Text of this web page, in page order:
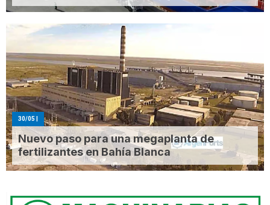
30/05
Nuevo paso para una megaplanta de
fertilizantes en Bahía Blanca